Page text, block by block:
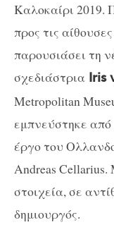
Καλοκαίρι 2019.
προς τις
παρουσιάσει τη
σχεδιάστρια Iris
Metropolitan
εμπνεύστηκε
έργο του
Andreas
στοιχεία, σε
δημιουργός.